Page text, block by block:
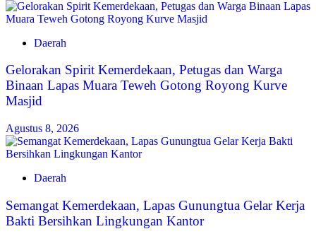
Daerah
Gelorakan Spirit Kemerdekaan, Petugas dan Warga
Binaan Lapas Muara Teweh Gotong Royong Kurve
Masjid
Agustus 8, 2026
Daerah
Semangat Kemerdekaan, Lapas Gunungtua Gelar Kerja
Bakti Bersihkan Lingkungan Kantor